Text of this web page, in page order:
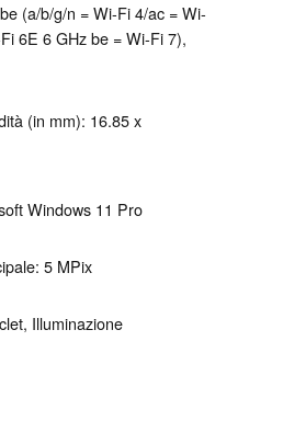
(a/b/g/n = Wi-Fi 4/ac = Wi-
6E 6 GHz be = Wi-Fi 7),
(in mm): 16.85 x
Windows 11 Pro
5 MPix
Illuminazione